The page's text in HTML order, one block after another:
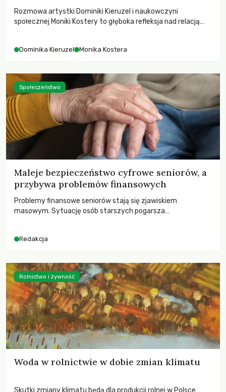
Rozmowa artystki Dominiki Kieruzel i naukowczyni
społecznej Moniki Kostery to głęboka refleksja nad relacją
Dominika Kieruzel Monika Kostera
Maleje bezpieczeństwo cyfrowe seniorów, a
przybywa problemów finansowych
Problemy finansowe seniorów stają się zjawiskiem
masowym. Sytuację osób starszych pogarsza
Redakcja
Społeczeństwo
Woda w rolnictwie w dobie zmian klimatu
Skutki zmiany klimatu będą dla produkcji rolnej w Polsce
Rolnictwo i żywność